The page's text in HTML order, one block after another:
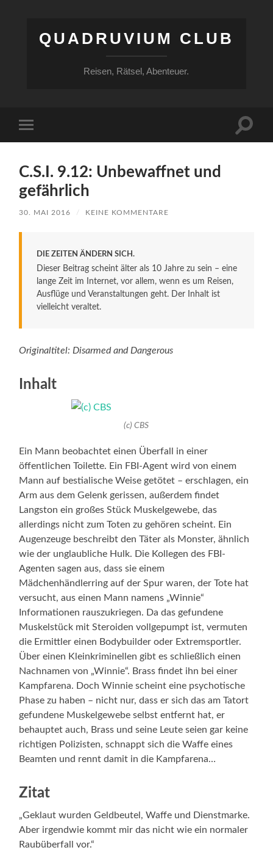
QUADRUVIUM CLUB
Reisen, Rätsel, Abenteuer.
Menü
C.S.I. 9.12: Unbewaffnet und
gefährlich
30. MAI 2016 / KEINE KOMMENTARE
DIE ZEITEN ÄNDERN SICH.
Dieser Beitrag scheint älter als 10 Jahre zu sein – eine
lange Zeit im Internet, vor allem, wenn es um Reisen,
Ausflüge und Veranstaltungen geht. Der Inhalt ist
vielleicht veraltet.
Originaltitel: Disarmed and Dangerous
Inhalt
(c) CBS
Ein Mann beobachtet einen Überfall in einer
öffentlichen Toilette. Ein FBI-Agent wird von einem
Mann auf bestialische Weise getötet – erschlagen, ein
Arm aus dem Gelenk gerissen, außerdem findet
Langston ein großes Stück Muskelgewebe, das
allerdings nicht zum Toten zu gehören scheint. Ein
Augenzeuge beschreibt den Täter als Monster, ähnlich
wie der unglaubliche Hulk. Die Kollegen des FBI-
Agenten sagen aus, dass sie einem
Mädchenhändlerring auf der Spur waren, der Tote hat
versucht, aus einen Mann namens „Winnie“
Informationen rauszukriegen. Da das gefundene
Muskelstück mit Steroiden vollgepumpt ist, vermuten
die Ermittler einen Bodybuilder oder Extremsportler.
Über einen Kleinkriminellen gibt es schließlich einen
Nachnamen von „Winnie“. Brass findet ihn bei einer
Kampfarena. Doch Winnie scheint eine psychotische
Phase zu haben – nicht nur, dass er sich das am Tatort
gefundene Muskelgewebe selbst entfernt hat, er
behauptet auch, Brass und seine Leute seien gar keine
richtigen Polizisten, schnappt sich die Waffe eines
Beamten und rennt damit in die Kampfarena…
Zitat
„Geklaut wurden Geldbeutel, Waffe und Dienstmarke.
Aber irgendwie kommt mir das nicht wie ein normaler
Raubüberfall vor.“